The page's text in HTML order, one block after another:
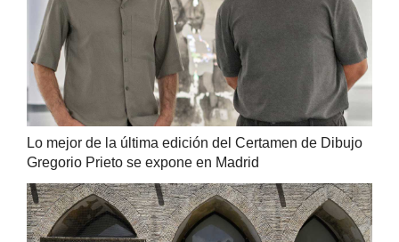
Lo mejor de la última edición del Certamen de Dibujo
Gregorio Prieto se expone en Madrid